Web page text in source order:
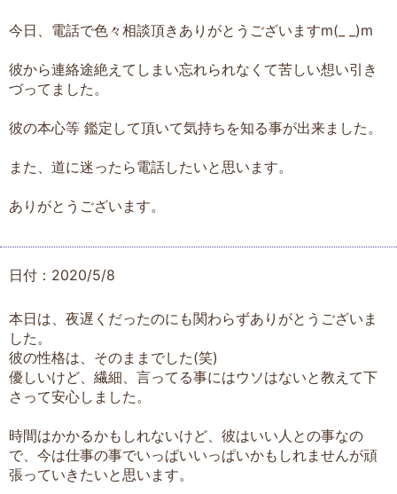
今日、電話で色々相談頂きありがとうございますm(_ _)m
彼から連絡途絶えてしまい忘れられなくて苦しい想い引き
づってました。
彼の本心等 鑑定して頂いて気持ちを知る事が出来ました。
また、道に迷ったら電話したいと思います。
ありがとうございます。
日付：2020/5/8
本日は、夜遅くだったのにも関わらずありがとうございま
した。
彼の性格は、そのままでした(笑)
優しいけど、繊細、言ってる事にはウソはないと教えて下
さって安心しました。
時間はかかるかもしれないけど、彼はいい人との事なの
で、今は仕事の事でいっぱいいっぱいかもしれませんが頑
張っていきたいと思います。